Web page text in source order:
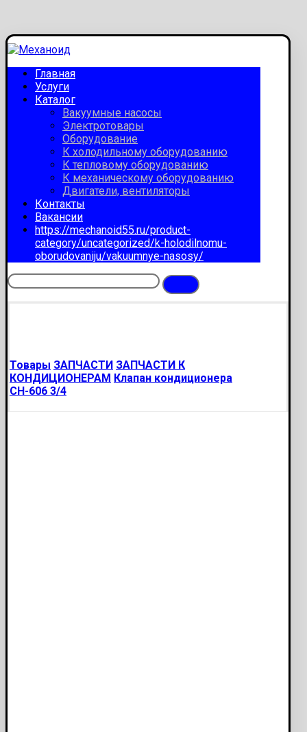
Главная
Услуги
Каталог
Вакуумные насосы
Электротовары
Оборудование
К холодильному оборудованию
К тепловому оборудованию
К механическому оборудованию
Двигатели, вентиляторы
Контакты
Вакансии
https://mechanoid55.ru/product-
category/uncategorized/k-holodilnomu-
oborudovaniju/vakuumnye-nasosy/
Товары ЗАПЧАСТИ ЗАПЧАСТИ К
КОНДИЦИОНЕРАМ Клапан кондиционера
СН-606 3/4